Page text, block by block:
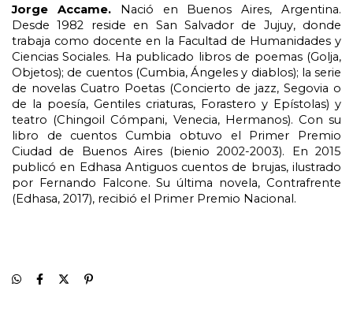
Jorge Accame. Nació en Buenos Aires, Argentina.
Desde 1982 reside en San Salvador de Jujuy, donde
trabaja como docente en la Facultad de Humanidades y
Ciencias Sociales. Ha publicado libros de poemas (Golja,
Objetos); de cuentos (Cumbia, Ángeles y diablos); la serie
de novelas Cuatro Poetas (Concierto de jazz, Segovia o
de la poesía, Gentiles criaturas, Forastero y Epístolas) y
teatro (Chingoil Cómpani, Venecia, Hermanos). Con su
libro de cuentos Cumbia obtuvo el Primer Premio
Ciudad de Buenos Aires (bienio 2002-2003). En 2015
publicó en Edhasa Antiguos cuentos de brujas, ilustrado
por Fernando Falcone. Su última novela, Contrafrente
(Edhasa, 2017), recibió el Primer Premio Nacional.